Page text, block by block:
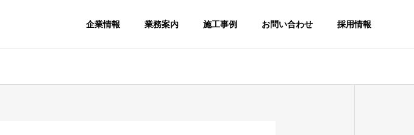
企業情報 業務案内 施工事例 お問い合わせ 採用情報